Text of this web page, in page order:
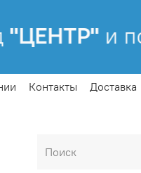
и
Контакты Доставка